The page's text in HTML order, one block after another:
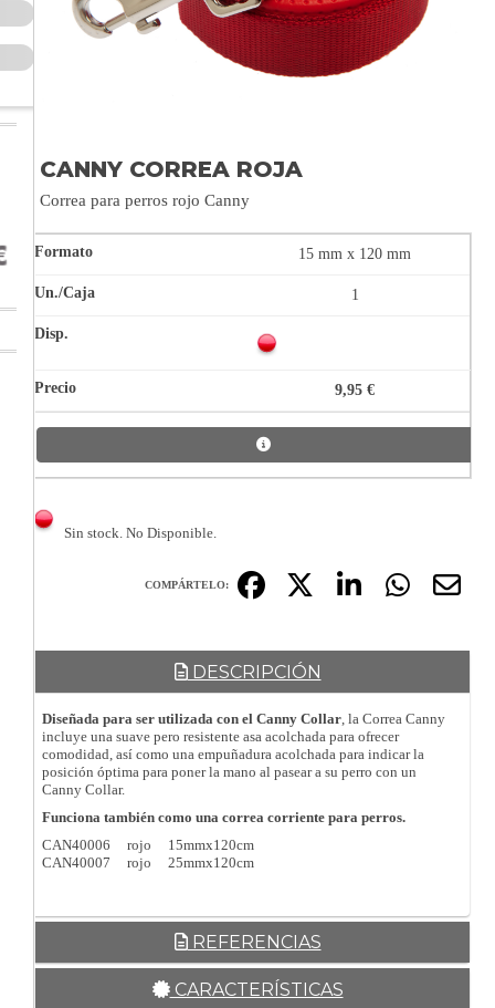
CANNY CORREA ROJA
Correa para perros rojo Canny
15 mm x 120 mm
1
9,95 €
Sin stock. No Disponible.
COMPÁRTELO:
DESCRIPCIÓN
Diseñada para ser utilizada con el Canny Collar , la Correa Canny
incluye una suave pero resistente asa acolchada para ofrecer
comodidad, así como una empuñadura acolchada para indicar la
posición óptima para poner la mano al pasear a su perro con un
Canny Collar.
Funciona también como una correa corriente para perros.
CAN40006 rojo 15mmx120cm
CAN40007 rojo 25mmx120cm
REFERENCIAS
CARACTERÍSTICAS